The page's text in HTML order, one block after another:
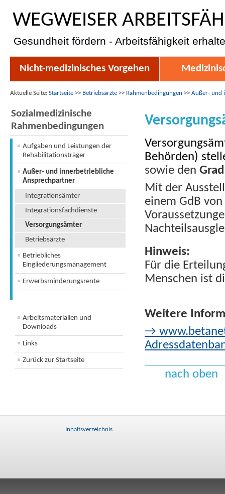
WEGWEISER
Gesundheit fördern - Arbeitsfähigkeit
Nicht-medizinisches Vorgehen
Aktuelle Seite: Startseite >> Betriebsärzte >> Rahmenbedingungen >> Außer- und
Sozialmedizinische
Rahmenbedingungen
Aufgaben und Leistungen der
Rehabilitationsträger
Außer- und innerbetriebliche
Ansprechpartner
Integrationsämter
Integrationsfachdienste
Versorgungsämter
Betriebsärzte
Betriebliches
Eingliederungsmanagement
Erwerbsminderungsrente
Arbeitsmaterialien und
Downloads
Links
Zurück zur Startseite
Behörden)
sowie den
Mit der
einem GdB
Hinweis:
Für die
Menschen ist
Weitere
→
nach oben
Inhaltsverzeichnis